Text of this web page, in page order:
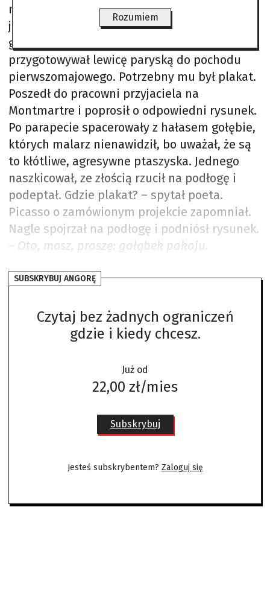
nazwisku hiszpańsko- -włoskim Colon), to
jeszcze za sprawą Pabla Picassa stał się
gołąbkiem pokoju. A było to tak. Paul Éluard
przygotowywał lewicę paryską do pochodu
pierwszomajowego. Potrzebny mu był plakat.
Poszedł do pracowni przyjaciela na
Montmartre i poprosił o odpowiedni rysunek.
Po parapecie spacerowały z hałasem gołębie,
których malarz nienawidził, bo uważał, że są
to kłótliwe, agresywne ptaszyska. Jednego
naszkicował, ze złością rzucił na podłogę i
podeptał. Gdzie plakat? – spytał poeta.
Picasso o zamówionym projekcie zapomniał.
Nagle spojrzał na podłogę i podniósł rysunek.
– Oto, masz, proszę: gołąbek pokoju.
SUBSKRYBUJ ANGORĘ
Czytaj bez żadnych ograniczeń
gdzie i kiedy chcesz.
Już od
22,00 zł/mies
Subskrybuj
Jesteś subskrybentem? Zaloguj się
Rozumiem